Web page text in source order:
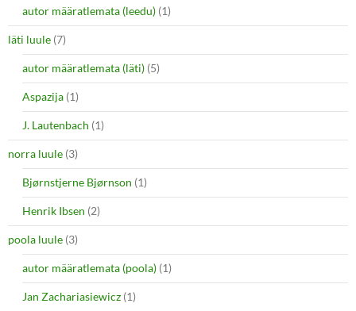
autor määratlemata (leedu) (1)
läti luule (7)
autor määratlemata (läti) (5)
Aspazija (1)
J. Lautenbach (1)
norra luule (3)
Bjørnstjerne Bjørnson (1)
Henrik Ibsen (2)
poola luule (3)
autor määratlemata (poola) (1)
Jan Zachariasiewicz (1)